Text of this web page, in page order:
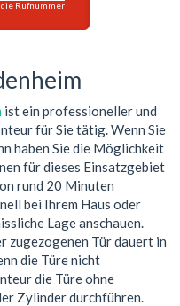
die Rufnummer
ist ein professioneller und
für Sie tätig. Wenn Sie
haben Sie die Möglichkeit
für dieses Einsatzgebiet
rund 20 Minuten
bei Ihrem Haus oder
Lage anschauen.
zugezogenen Tür dauert in
die Türe nicht
die Türe ohne
Zylinder durchführen.